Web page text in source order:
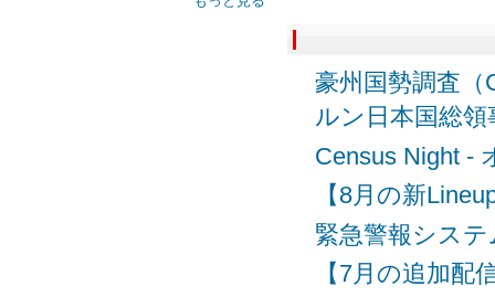
豪州国勢調査
ルン日本国総領
Census Night -
【8月の新
緊急警報シス
【7月の追加配